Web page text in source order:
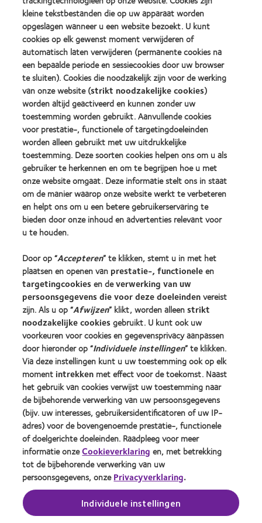
met
MyDay™
(2013)
Year
(2013)
more
about
2012
&
2010
Best
Companies
for
Leaders
(2012)
more
about
2011
Best
Factory
Awards
(2011)
Learn
more
about
ODMA
2011
(2011)
Learn
more
about
2012
REBRAND
100®
Global
Award
(2012)
Onze producten
Zoek uw contactlens
Contactlenstechnologie
Vind uw opticien
Contactlenzen en gezichtsvermogen
Nieuwe drager
Ervaren drager
Over CooperVision
Vacatures bij CooperVision
Nieuwscentrum
Contact
Legal
Privacybeleid
Cookie beleid
Servicevoorwaarden
kleine tekstbestanden die op uw apparaat worden
opgeslagen wanneer u een website bezoekt. U kunt
cookies op elk gewenst moment verwijderen of
automatisch laten verwijderen (permanente cookies na
een bepaalde periode en sessiecookies door uw browser
te sluiten). Cookies die noodzakelijk zijn voor de werking
van onze website (strikt noodzakelijke cookies)
worden altijd geactiveerd en kunnen zonder uw
toestemming worden gebruikt. Aanvullende cookies
voor prestatie-, functionele of targetingdoeleinden
worden alleen gebruikt met uw uitdrukkelijke
toestemming. Deze soorten cookies helpen ons om u als
gebruiker te herkennen en om te begrijpen hoe u met
onze website omgaat. Deze informatie stelt ons in staat
om de manier waarop onze website werkt te verbeteren
en helpt ons om u een betere gebruikerservaring te
bieden door onze inhoud en advertenties relevant voor
u te houden.
Door op “Accepteren” te klikken, stemt u in met het
plaatsen en openen van prestatie-, functioneleen
targetingcookiesen deverwerking van uw
persoonsgegevens die voor deze doeleindenvereist
zijn. Als u op “Afwijzen” klikt, worden alleenstrikt
noodzakelijke cookiesgebruikt. U kunt ook uw
voorkeuren voor cookies en gegevensprivacy aanpassen
door hieronder op “Individuele instellingen” te klikken.
Via deze instellingen kunt u uw toestemming ook op elk
moment intrekken met effect voor de toekomst. Naast
het gebruik van cookies verwijst uw toestemming naar
de bijbehorende verwerking van uw persoonsgegevens
(bijv. uw interesses, gebruikersidentificatoren of uw IP-
adres) voor de bovengenoemde prestatie-, functionele
of doelgerichte doeleinden. Raadpleeg voor meer
informatie onzeCookieverklaring en, met betrekking
tot de bijbehorende verwerking van uw
persoonsgegevens, onzePrivacyverklaring.
Individuele instellingen